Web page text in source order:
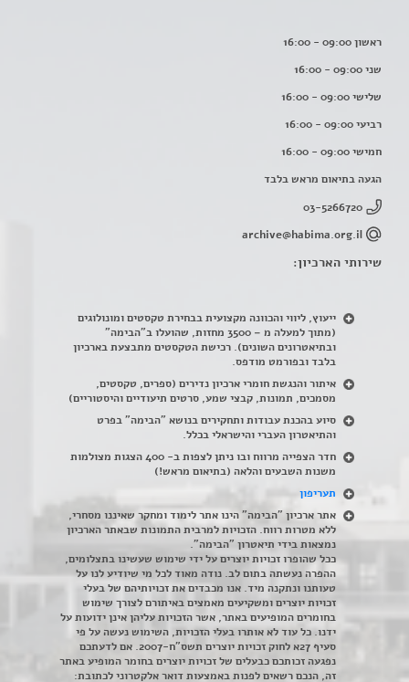
ראשון 09:00 - 16:00
שני 09:00 - 16:00
שלישי 09:00 - 16:00
רביעי 09:00 - 16:00
חמישי 09:00 - 16:00
הגעה בתיאום מראש בלבד
03-5266720
archive@habima.org.il
שירותי הארכיון:
ייעוץ, ליווי והכוונה מקצועית בבחירת טקסטים ומונולוגים
(מתוך למעלה מ – 3500 מחזות, שהועלו ב"הבימה"
ובתיאטרונים השונים). רכישת הטקסטים מתבצעת בארכיון
בלבד ובפורמט מודפס.
איתור והנגשת חומרי ארכיון נדירים (ספרים, טקסטים,
מסמכים, תמונות, קבצי שמע, סרטים תיעודיים והיסטוריים)
סיוע בהכנת עבודות ותחקירים בנושא "הבימה" בפרט
והתיאטרון העברי והישראלי בכלל.
חדר הצפייה מרווח ובו ניתן לצפות ב- 400 הצגות מצולמות
משנות השבעים והלאה (בתיאום מראש!)
תעריפון
אתר ארכיון "הבימה" הינו אתר לימוד ומחקר שאיננו מסחרי,
ללא מטרות רווח. הזכויות למרבית התמונות שבאתר הארכיון
נמצאות בידי תיאטרון "הבימה".
ככל שהופרו זכויות יוצרים על ידי שימוש שעשינו בתצלומים,
ההפרה נעשתה בתום לב. נודה מאוד לכל מי שיודיע לנו על
טעותנו ונתקנה מיד. אנו מכבדים את זכויותיהם של בעלי
זכויות יוצרים ומשקיעים מאמצים באיתורם לצורך שימוש
בחומרים המופיעים באתר, אשר הזכויות עליהן אינן ידועות על
ידנו. כל עוד לא אותרו בעלי הזכויות, השימוש נעשה על פי
סעיף 27א לחוק זכויות יוצרים תשס"ח-2007. אם לדעתכם
נפגעה זכותכם כבעלים של זכויות יוצרים בחומר המופיע באתר
זה, הנכם רשאים לפנות באמצעות דואר אלקטרוני לכתובת: